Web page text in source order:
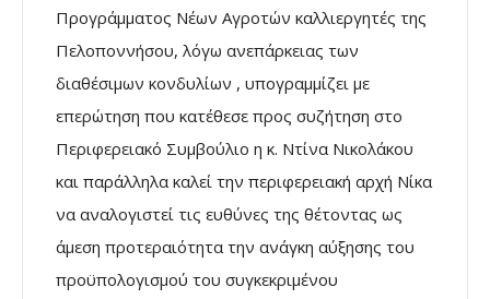
Προγράμματος Νέων Αγροτών καλλιεργητές της
Πελοποννήσου, λόγω ανεπάρκειας των
διαθέσιμων κονδυλίων , υπογραμμίζει με
επερώτηση που κατέθεσε προς συζήτηση στο
Περιφερειακό Συμβούλιο η κ. Ντίνα Νικολάκου
και παράλληλα καλεί την περιφερειακή αρχή Νίκα
να αναλογιστεί τις ευθύνες της θέτοντας ως
άμεση προτεραιότητα την ανάγκη αύξησης του
προϋπολογισμού του συγκεκριμένου